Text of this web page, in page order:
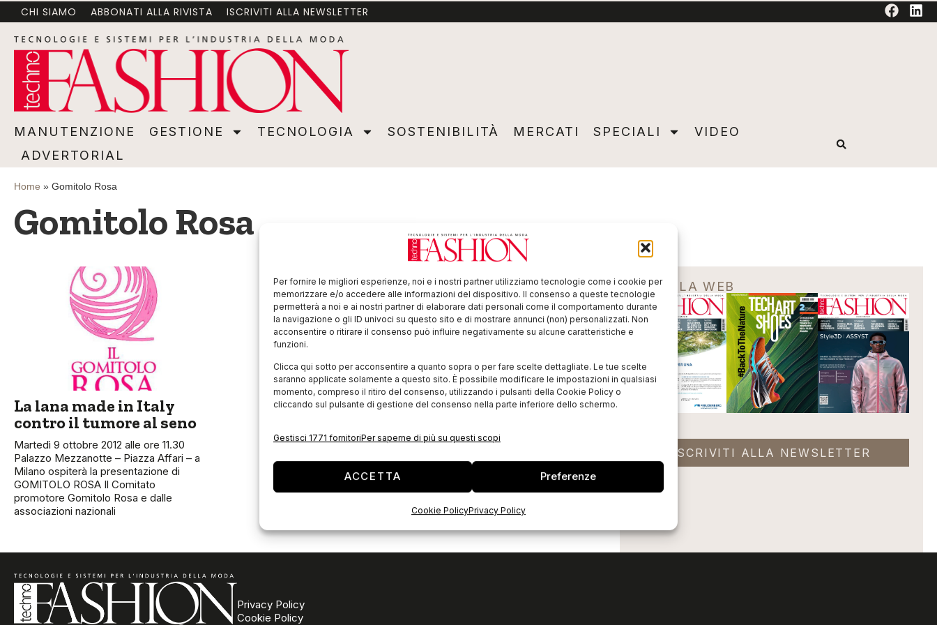
Per fornire le migliori esperienze, noi e i nostri partner utilizziamo tecnologie come i cookie per
memorizzare e/o accedere alle informazioni del dispositivo. Il consenso a queste tecnologie
permetterà a noi e ai nostri partner di elaborare dati personali come il comportamento durante
la navigazione o gli ID univoci su questo sito e di mostrare annunci (non) personalizzati. Non
acconsentire o ritirare il consenso può influire negativamente su alcune caratteristiche e
funzioni.
Clicca qui sotto per acconsentire a quanto sopra o per fare scelte dettagliate. Le tue scelte
saranno applicate solamente a questo sito. È possibile modificare le impostazioni in qualsiasi
momento, compreso il ritiro del consenso, utilizzando i pulsanti della Cookie Policy o
cliccando sul pulsante di gestione del consenso nella parte inferiore dello schermo.
Gestisci 1771 fornitoriPer saperne di più su questi scopi
ACCETTA Preferenze
Cookie PolicyPrivacy Policy
MANUTENZIONE GESTIONE TECNOLOGIA SOSTENIBILITÀ MERCATI SPECIALI VIDEO ADVERTORIAL
CHI SIAMO ABBONATI ALLA RIVISTA ISCRIVITI ALLA NEWSLETTER
MANUTENZIONE GESTIONE TECNOLOGIA SOSTENIBILITÀ MERCATI SPECIALI
VIDEO
ADVERTORIAL
Home » Gomitolo Rosa
Gomitolo Rosa
La lana made in Italy
contro il tumore al seno
Martedì 9 ottobre 2012 alle ore 11.30
Palazzo Mezzanotte – Piazza Affari – a
Milano ospiterà la presentazione di
GOMITOLO ROSA Il Comitato
promotore Gomitolo Rosa e dalle
associazioni nazionali
EDICOLA WEB
ISCRIVITI ALLA NEWSLETTER
Privacy Policy
Cookie Policy